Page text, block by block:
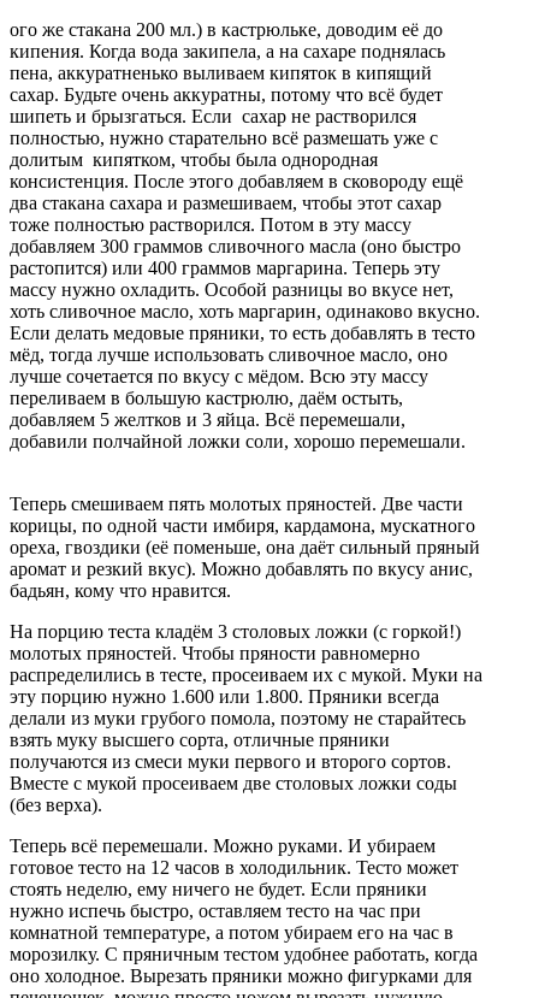
ого же стакана 200 мл.) в кастрюльке, доводим её до
кипения. Когда вода закипела, а на сахаре поднялась
пена, аккуратненько выливаем кипяток в кипящий
сахар. Будьте очень аккуратны, потому что всё будет
шипеть и брызгаться. Если сахар не растворился
полностью, нужно старательно всё размешать уже с
долитым кипятком, чтобы была однородная
консистенция. После этого добавляем в сковороду ещё
два стакана сахара и размешиваем, чтобы этот сахар
тоже полностью растворился. Потом в эту массу
добавляем 300 граммов сливочного масла (оно быстро
растопится) или 400 граммов маргарина. Теперь эту
массу нужно охладить. Особой разницы во вкусе нет,
хоть сливочное масло, хоть маргарин, одинаково вкусно.
Если делать медовые пряники, то есть добавлять в тесто
мёд, тогда лучше использовать сливочное масло, оно
лучше сочетается по вкусу с мёдом. Всю эту массу
переливаем в большую кастрюлю, даём остыть,
добавляем 5 желтков и 3 яйца. Всё перемешали,
добавили полчайной ложки соли, хорошо перемешали.
Теперь смешиваем пять молотых пряностей. Две части
корицы, по одной части имбиря, кардамона, мускатного
ореха, гвоздики (её поменьше, она даёт сильный пряный
аромат и резкий вкус). Можно добавлять по вкусу анис,
бадьян, кому что нравится.
На порцию теста кладём 3 столовых ложки (с горкой!)
молотых пряностей. Чтобы пряности равномерно
распределились в тесте, просеиваем их с мукой. Муки на
эту порцию нужно 1.600 или 1.800. Пряники всегда
делали из муки грубого помола, поэтому не старайтесь
взять муку высшего сорта, отличные пряники
получаются из смеси муки первого и второго сортов.
Вместе с мукой просеиваем две столовых ложки соды
(без верха).
Теперь всё перемешали. Можно руками. И убираем
готовое тесто на 12 часов в холодильник. Тесто может
стоять неделю, ему ничего не будет. Если пряники
нужно испечь быстро, оставляем тесто на час при
комнатной температуре, а потом убираем его на час в
морозилку. С пряничным тестом удобнее работать, когда
оно холодное. Вырезать пряники можно фигурками для